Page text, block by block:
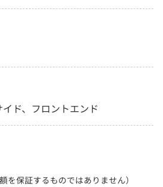
ド、フロントエンド
を保証するものではありません）